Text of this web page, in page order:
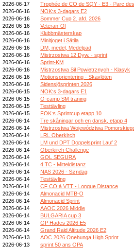
2026-06-17
Trophée de CO de SQY - E3 - Parc
2026-06-16
NOK:s 3-dagars E2
2026-06-16
Sommer Cup 2. afd. 2026
2026-06-16
Veteran-Ol
2026-06-16
Klubbmästerskap
2026-06-16
Minitjoget i Sätila
2026-06-16
DM, medel, Medelpad
2026-06-16
Mistrzostwa 12 Dyw. - sprint
2026-06-16
Sprint-KM
2026-06-16
Mistrzostwa Sił Powietrznych - Klasyk
2026-06-16
Motionsorientering - Skavlöten
2026-06-16
Sidensjösprinten 2026
2026-06-15
NOK:s 3-dagars E1
2026-06-15
O-camp SM träning
2026-06-15
Testtävling
2026-06-15
FOK:s Sprintcup etapp 10
2026-06-14
Tre skåningar och en dansk, etapp 4
2026-06-14
Mistrzostwa Województwa
2026-06-14
LRL Oberkirch
2026-06-14
LM und DPT Doppelsprint Lauf 2
2026-06-14
Oberkirch Challenge
2026-06-14
GOL SEGURA
2026-06-14
4.TC - Mitteldistanz
2026-06-14
NAS 2026 - Søndag
2026-06-14
Testtävling
2026-06-14
CF CO à VTT - Longue Distance
2026-06-14
Almonacid MTB-O
2026-06-14
Almonacid Sprint
2026-06-14
AAOC 2026 Middle
2026-06-14
BULGARIA cup 3
2026-06-14
GP Hades 2026 E5
2026-06-14
Grand Raid Altitude 2026 E2
2026-06-13
AOC 2026 Onehunga High Sprint
2026-06-13
sprint 50 ans OPA